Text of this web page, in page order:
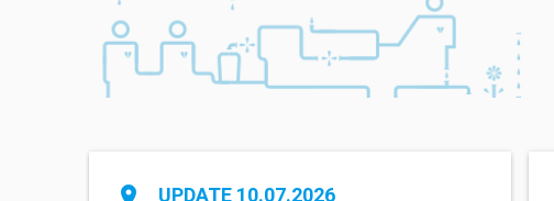
place UPDATE 10.07.2026